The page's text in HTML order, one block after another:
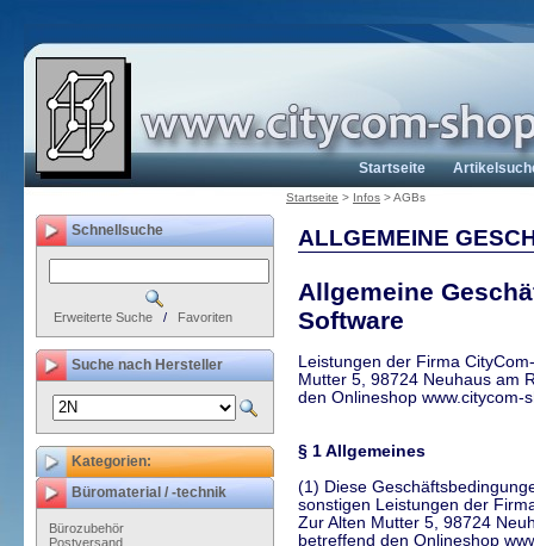
Startseite
Startseite > Infos >AGBs
ALLGEMEINE
Allgemeine
Software
Leistungen der Firma
Mutter 5, 98724 Neuhaus am
den Onlineshop www.citycom-
§ 1 Allgemeines
(1) Diese
sonstigen Leistungen der
Zur Alten Mutter 5, 98724
betreffend den Onlineshop
Schnellsuche
Erweiterte Suche / Favoriten
Suche nach Hersteller
Kategorien:
Büromaterial / -technik
Bürozubehör
Postversand